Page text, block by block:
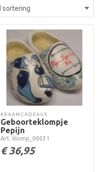
KRAAMCADEAUS
Geboorteklompje
Pepijn
Art. klomp_00031
€36,95